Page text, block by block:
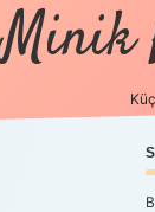
Minik